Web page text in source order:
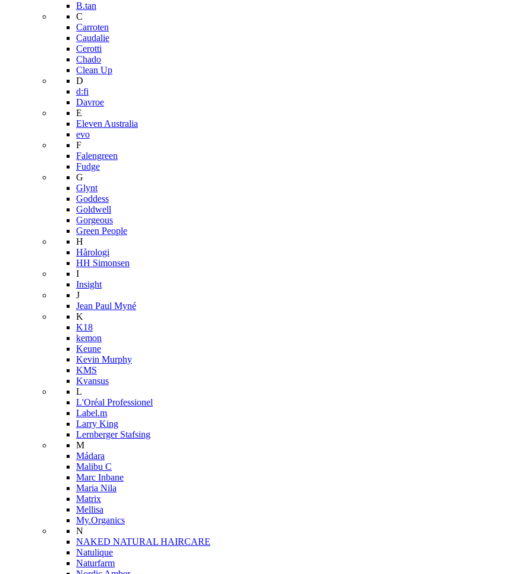
B.tan
C
Carroten
Caudalie
Cerotti
Chado
Clean Up
D
d:fi
Davroe
E
Eleven Australia
evo
F
Falengreen
Fudge
G
Glynt
Goddess
Goldwell
Gorgeous
Green People
H
Hårologi
HH Simonsen
I
Insight
J
Jean Paul Myné
K
K18
kemon
Keune
Kevin Murphy
KMS
Kvansus
L
L'Oréal Professionel
Label.m
Larry King
Lernberger Stafsing
M
Mádara
Malibu C
Marc Inbane
Maria Nila
Matrix
Mellisa
My.Organics
N
NAKED NATURAL HAIRCARE
Natulique
Naturfarm